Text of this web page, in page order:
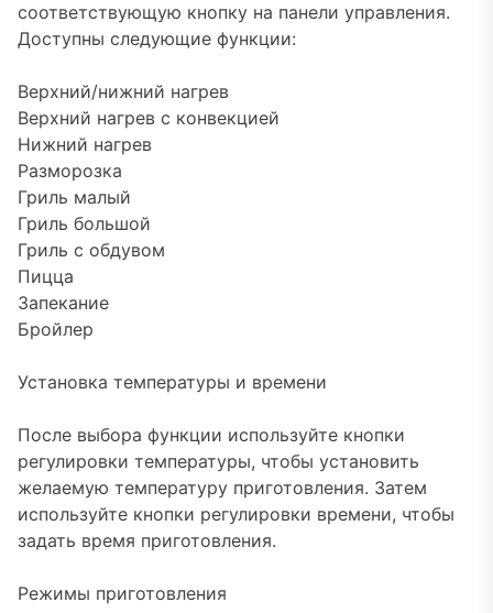
соответствующую кнопку на панели управления.
Доступны следующие функции:
Верхний/нижний нагрев
Верхний нагрев с конвекцией
Нижний нагрев
Разморозка
Гриль малый
Гриль большой
Гриль с обдувом
Пицца
Запекание
Бройлер
Установка температуры и времени
После выбора функции используйте кнопки
регулировки температуры, чтобы установить
желаемую температуру приготовления. Затем
используйте кнопки регулировки времени, чтобы
задать время приготовления.
Режимы приготовления